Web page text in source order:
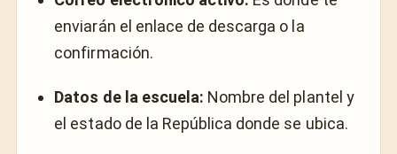
enviarán el enlace de descarga o la
confirmación.
Datos de la escuela: Nombre del plantel y
el estado de la República donde se ubica.